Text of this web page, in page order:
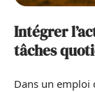
Intégrer
tâches
Dans un emploi